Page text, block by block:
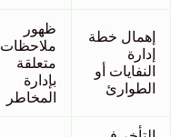
إهمال خطة
إدارة
النفايات أو
الطوارئ
ظهور
ملاحظات
متعلقة
بإدارة
المخاطر